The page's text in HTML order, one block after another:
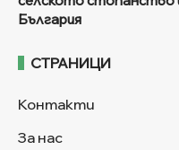
България
СТРАНИЦИ
Контакти
За нас